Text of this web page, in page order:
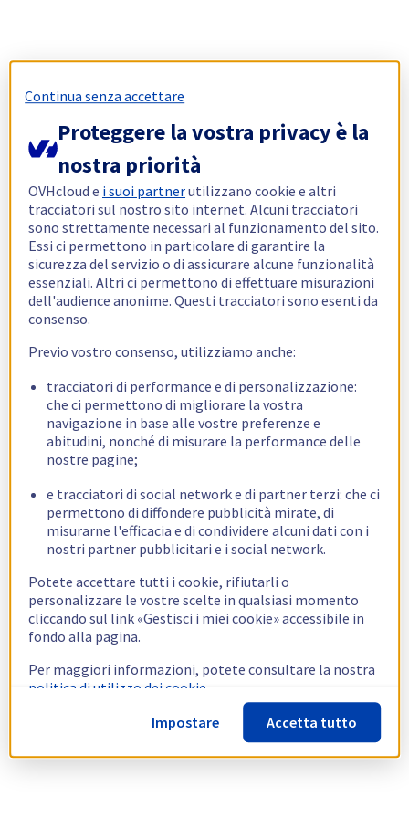
Continua senza accettare
Proteggere la vostra privacy è la
nostra priorità
OVHcloud e i suoi partnerutilizzano cookie e altri
tracciatori sul nostro sito internet. Alcuni tracciatori
sono strettamente necessari al funzionamento del sito.
Essi ci permettono in particolare di garantire la
sicurezza del servizio o di assicurare alcune funzionalità
essenziali. Altri ci permettono di effettuare misurazioni
dell'audience anonime. Questi tracciatori sono esenti da
consenso.
Previo vostro consenso, utilizziamo anche:
tracciatori di performance e di personalizzazione:
che ci permettono di migliorare la vostra
navigazione in base alle vostre preferenze e
abitudini, nonché di misurare la performance delle
nostre pagine;
e tracciatori di social network e di partner terzi: che ci
permettono di diffondere pubblicità mirate, di
misurarne l'efficacia e di condividere alcuni dati con i
nostri partner pubblicitari e i social network.
Potete accettare tutti i cookie, rifiutarli o
personalizzare le vostre scelte in qualsiasi momento
cliccando sul link «Gestisci i miei cookie» accessibile in
fondo alla pagina.
Per maggiori informazioni, potete consultare la nostra
politica di utilizzo dei cookie.
Impostare
Accetta tutto